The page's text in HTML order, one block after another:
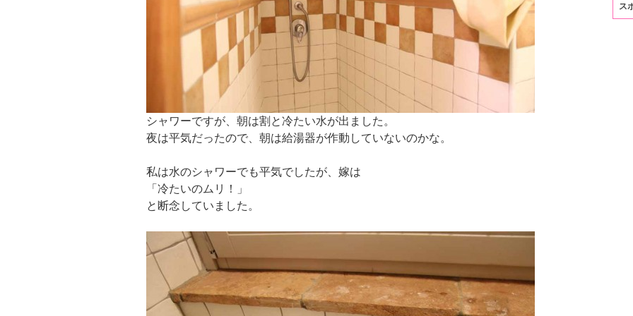
シャワーですが、朝は割と冷たい水が出ました。
夜は平気だったので、朝は給湯器が作動していないのかな。
私は水のシャワーでも平気でしたが、嫁は
「冷たいのムリ！」
と断念していました。
ス